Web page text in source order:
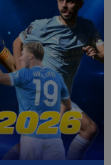
Baiaram în
cum l-a
o...
aceasta
Digi Sport